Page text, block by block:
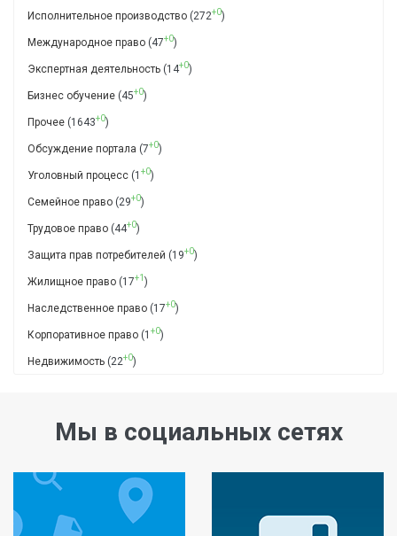
Исполнительное производство (272+0)
Международное право (47+0)
Экспертная деятельность (14+0)
Бизнес обучение (45+0)
Прочее (1643+0)
Обсуждение портала (7+0)
Уголовный процесс (1 +0)
Семейное право (29+0)
Трудовое право (44+0)
Защита прав потребителей (19+0)
Жилищное право (17+1 )
Наследственное право (17+0)
Корпоративное право (1 +0)
Недвижимость (22+0)
Мы в социальных сетях